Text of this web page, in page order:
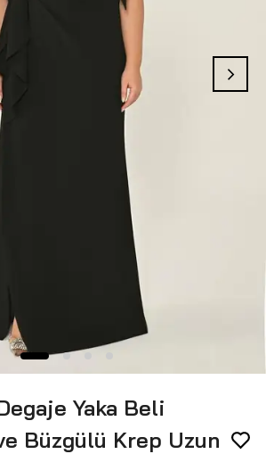
Yaka Beli
Büzgülü Krep Uzun